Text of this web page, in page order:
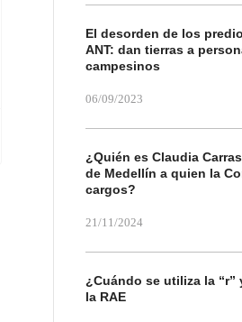
El desorden de los
ANT: dan tierras a
campesinos
06/09/2023
¿Quién es Claudia
de Medellín a quien la
cargos?
21/11/2024
¿Cuándo se utiliza la “r”
la RAE